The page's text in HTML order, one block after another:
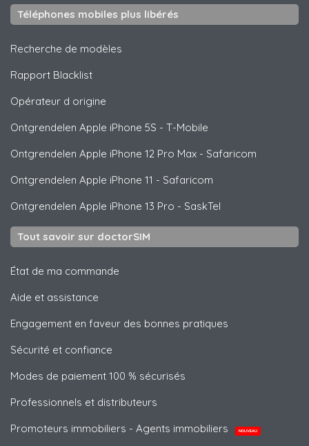
Téléphones mobiles plus libérés
Recherche de modèles
Rapport Blacklist
Opérateur d origine
Ontgrendelen Apple iPhone 5S - T-Mobile
Ontgrendelen Apple iPhone 12 Pro Max - Safaricom
Ontgrendelen Apple iPhone 11 - Safaricom
Ontgrendelen Apple iPhone 13 Pro - SaskTel
Tout savoir sur doctorSIM
État de ma commande
Aide et assistance
Engagement en faveur des bonnes pratiques
Sécurité et confiance
Modes de paiement 100 % sécurisés
Professionnels et distributeurs
Promoteurs immobiliers - Agents immobiliers
NOUVEAU